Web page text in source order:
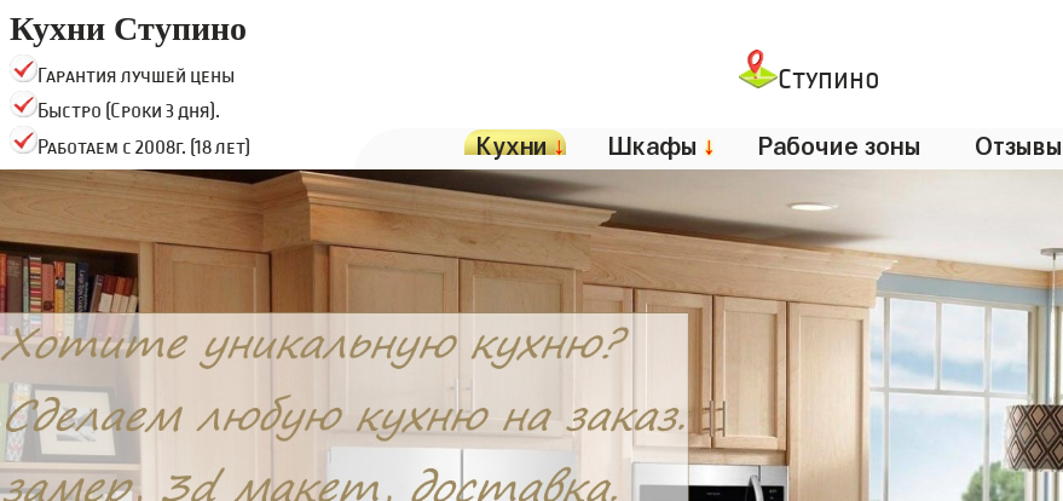
Кухни Ступино
Гарантия лучшей цены
Быстро (Сроки 3 дня).
Работаем с 2008г. (18 лет)
Ступино
Кухни↓ Шкафы ↓ Рабочие зоны Отзывы